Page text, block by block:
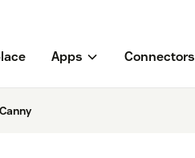
Apps Connectors
Canny